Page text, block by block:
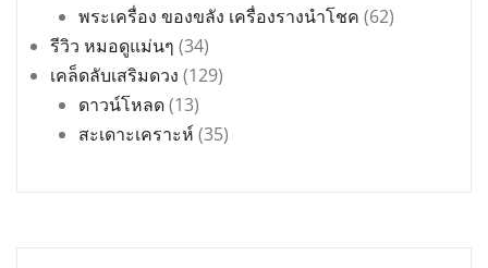
พระเครื่อง ของขลัง เครื่องรางนำโชค (62)
รีวิว หมอดูแม่นๆ (34)
เคล็ดลับเสริมดวง (129)
ดาวน์โหลด(13)
สะเดาะเคราะห์ (35)